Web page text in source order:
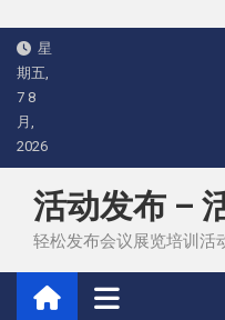
Skip
content
星
期五,
7 8
月,
2026
活动发布 –
轻松发布会议展览培训活